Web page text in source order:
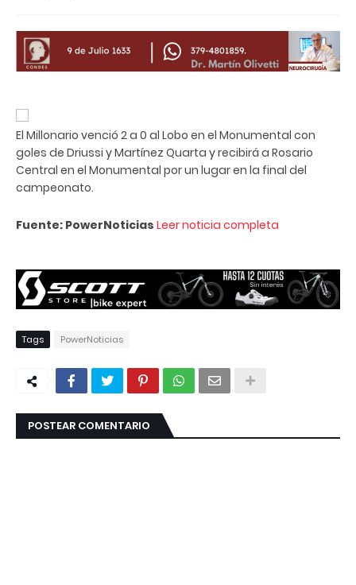
El Millonario venció 2 a 0 al Lobo en el Monumental con
goles de Driussi y Martínez Quarta y recibirá a Rosario
Central en el Monumental por un lugar en la final del
campeonato.
Fuente: PowerNoticias Leer noticia completa
Tags PowerNoticias
POSTEAR COMENTARIO